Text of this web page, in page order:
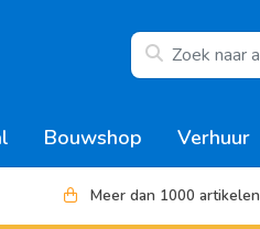
Bouwshop Verhuur
Meer dan 1000 artikelen